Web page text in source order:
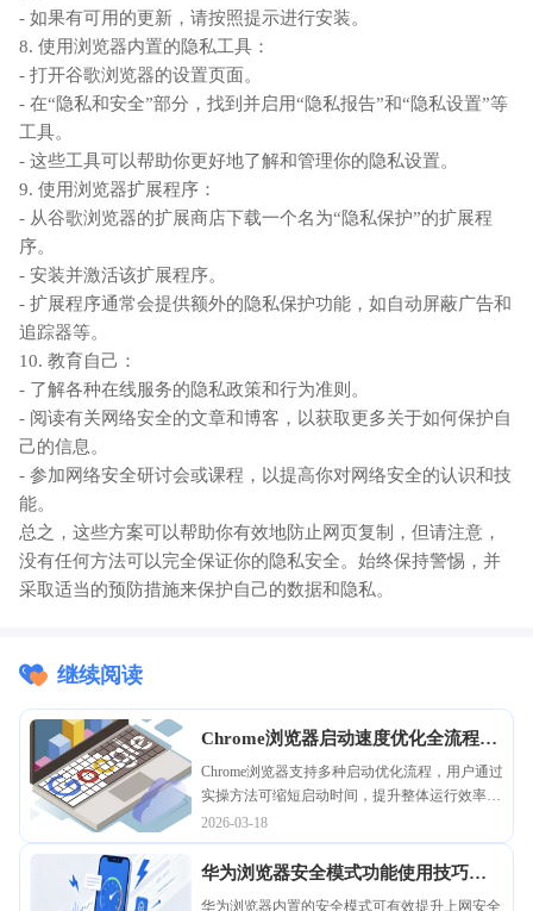
- 如果有可用的更新，请按照提示进行安装。
8. 使用浏览器内置的隐私工具：
- 打开谷歌浏览器的设置页面。
- 在“隐私和安全”部分，找到并启用“隐私报告”和“隐私设置”等
工具。
- 这些工具可以帮助你更好地了解和管理你的隐私设置。
9. 使用浏览器扩展程序：
- 从谷歌浏览器的扩展商店下载一个名为“隐私保护”的扩展程
序。
- 安装并激活该扩展程序。
- 扩展程序通常会提供额外的隐私保护功能，如自动屏蔽广告和
追踪器等。
10. 教育自己：
- 了解各种在线服务的隐私政策和行为准则。
- 阅读有关网络安全的文章和博客，以获取更多关于如何保护自
己的信息。
- 参加网络安全研讨会或课程，以提高你对网络安全的认识和技
能。
总之，这些方案可以帮助你有效地防止网页复制，但请注意，
没有任何方法可以完全保证你的隐私安全。始终保持警惕，并
采取适当的预防措施来保护自己的数据和隐私。
继续阅读
Chrome浏览器启动速度优化全流程解
析和实操方法
Chrome浏览器支持多种启动优化流程，用户通过
实操方法可缩短启动时间，提升整体运行效率，
改善使用体验。
2026-03-18
华为浏览器安全模式功能使用技巧详
细教程
华为浏览器内置的安全模式可有效提升上网安全